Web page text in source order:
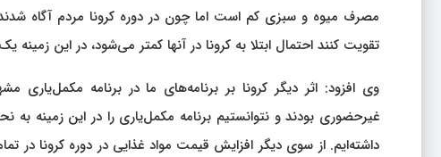
مصرف میوه و سبزی کم است اما چون در دوره کرونا مردم آگاه
تقویت کنند احتمال ابتلا به کرونا در آنها کمتر می‌شود، در این زمینه
وی افزود: اثر دیگر کرونا بر برنامه‌های ما در برنامه
غیرحضوری بودند و نتوانستیم برنامه مکمل‌یاری را در این زمینه
داشته‌ایم. از سوی دیگر افزایش قیمت مواد غذایی در دوره کرونا در